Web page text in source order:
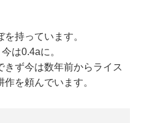
持っています。
は0.4aに。
ず今は数年前からライス
を頼んでいます。